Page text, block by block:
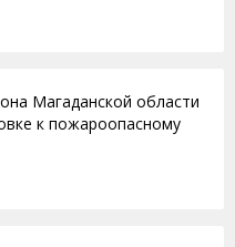
Магаданской области
к пожароопасному